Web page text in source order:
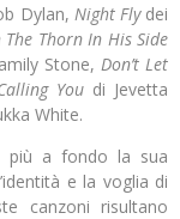
Dylan, Night Flydei
The Thorn In His Side
Stone, Don’t Let
You di Jevetta
White.
più a fondo la sua
e la voglia di
canzoni risultano